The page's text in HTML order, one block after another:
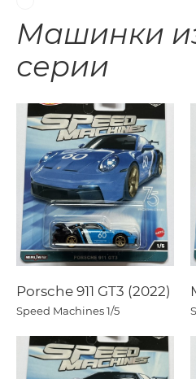
Машинки
серии
Porsche 911 GT3 (2022)
Speed Machines1/5